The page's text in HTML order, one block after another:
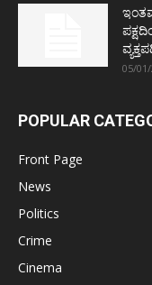
05/01/
POPULAR
Front Page
News
Politics
Crime
Cinema